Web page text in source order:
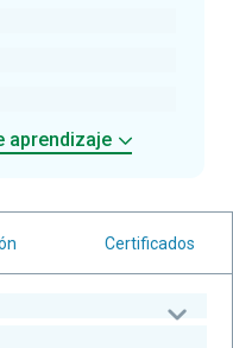
aprendizaje
Certificados